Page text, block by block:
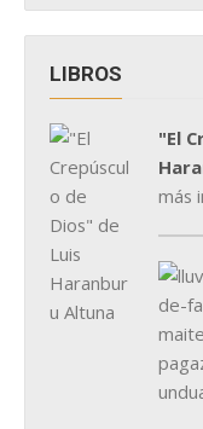
LIBROS
"El
más